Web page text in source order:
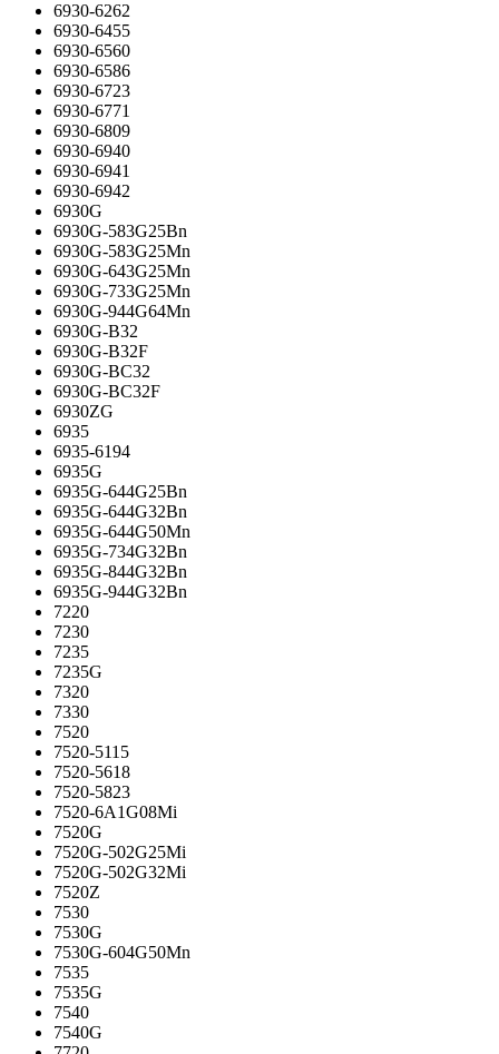
6930-6262
6930-6455
6930-6560
6930-6586
6930-6723
6930-6771
6930-6809
6930-6940
6930-6941
6930-6942
6930G
6930G-583G25Bn
6930G-583G25Mn
6930G-643G25Mn
6930G-733G25Mn
6930G-944G64Mn
6930G-B32
6930G-B32F
6930G-BC32
6930G-BC32F
6930ZG
6935
6935-6194
6935G
6935G-644G25Bn
6935G-644G32Bn
6935G-644G50Mn
6935G-734G32Bn
6935G-844G32Bn
6935G-944G32Bn
7220
7230
7235
7235G
7320
7330
7520
7520-5115
7520-5618
7520-5823
7520-6A1G08Mi
7520G
7520G-502G25Mi
7520G-502G32Mi
7520Z
7530
7530G
7530G-604G50Mn
7535
7535G
7540
7540G